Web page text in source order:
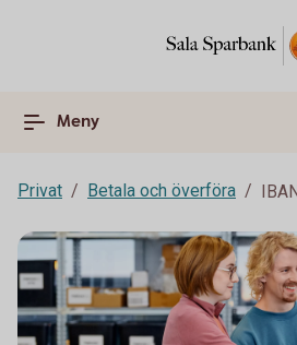
Meny
Privat Betala och överföra